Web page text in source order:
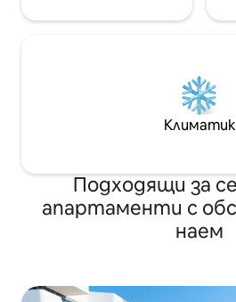
preparamos sofá cama bajo
durante tu estadía por un precio
Климатик
Подходящи за
апартаменти с
наем